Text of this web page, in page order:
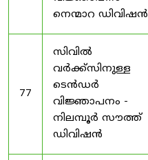
നെന്മാറ ഡിവിഷൻ
77
സിവിൽ
വർക്ക്‌സിനുള്ള
ടെൻഡർ
വിജ്ഞാപനം -
നിലമ്പൂർ സൗത്ത്
ഡിവിഷൻ